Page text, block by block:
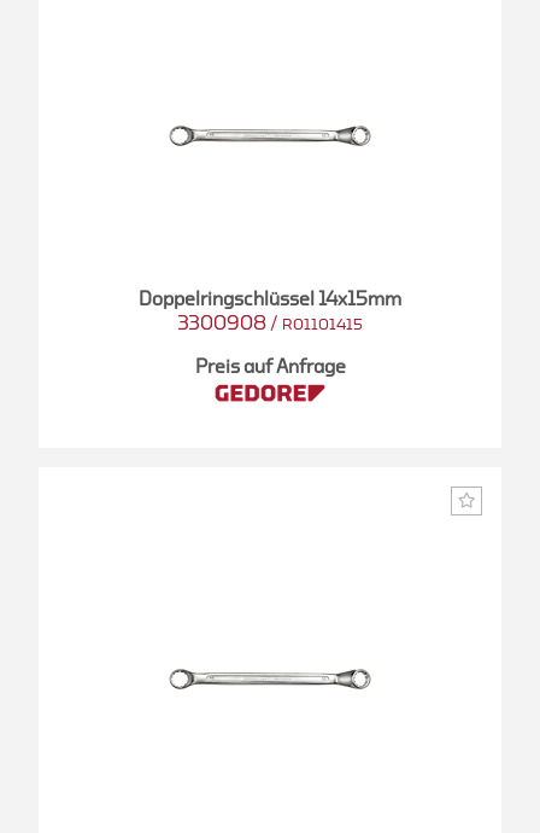
Doppelringschlüssel 14x15mm
3300908 / R01101415
Preis auf Anfrage